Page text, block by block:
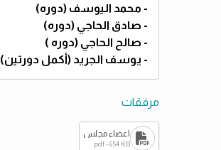
- محمد اليوسف (دوره)
- صادق الحاجي (دوره)
- صالح الحاجي (دوره )
- يوسف الجريد (أكمل دورتين)
مرفقات
اعضاء مجلس
pdf - 654 KB